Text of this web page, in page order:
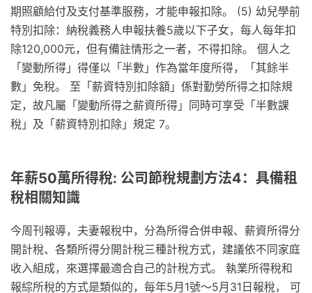
期照顧給付及支付基準服務，才能申報扣除。 (5) 幼兒學前
特別扣除：納稅義務人申報扶養5歲以下子女，每人每年扣
除120,000元，但有備註情形之一者，不得扣除。 個人之
「變動所得」得僅以「半數」作為當年度所得，「其餘半
數」免稅。 至「薪資特別扣除額」係對勤勞所得之扣除規
定，故凡屬「變動所得之薪資所得」同時可享受「半數課
稅」及「薪資特別扣除」規定 7。
年薪50萬所得稅: 公司節稅規劃方法4：具備租
稅相關知識
今周刊報導，夫妻報稅中，分為所得合併申報、薪資所得分
開計稅、各類所得分開計稅三種計稅方式，建議依不同家庭
收入組成，來選擇最適合自己的計稅方式。 執業所得稅和
報綜所稅的方式是類似的，每年5月1號～5月31日報稅， 可